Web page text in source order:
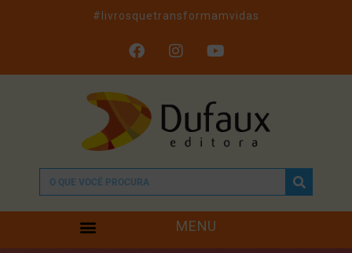
#livrosquetransformamvidas
MENU